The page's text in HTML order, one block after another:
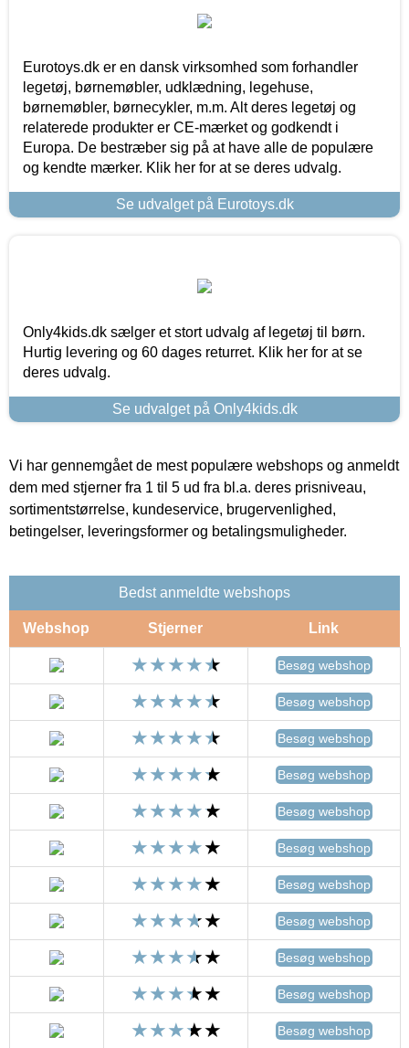
Eurotoys.dk er en dansk virksomhed som forhandler
legetøj, børnemøbler, udklædning, legehuse,
børnemøbler, børnecykler, m.m. Alt deres legetøj og
relaterede produkter er CE-mærket og godkendt i
Europa. De bestræber sig på at have alle de populære
og kendte mærker. Klik her for at se deres udvalg.
Se udvalget på Eurotoys.dk
Only4kids.dk sælger et stort udvalg af legetøj til børn.
Hurtig levering og 60 dages returret. Klik her for at se
deres udvalg.
Se udvalget på Only4kids.dk
Vi har gennemgået de mest populære webshops og anmeldt
dem med stjerner fra 1 til 5 ud fra bl.a. deres prisniveau,
sortimentstørrelse, kundeservice, brugervenlighed,
betingelser, leveringsformer og betalingsmuligheder.
Bedst anmeldte webshops
Webshop Stjerner Link
Besøg webshop
Besøg webshop
Besøg webshop
Besøg webshop
Besøg webshop
Besøg webshop
Besøg webshop
Besøg webshop
Besøg webshop
Besøg webshop
Besøg webshop